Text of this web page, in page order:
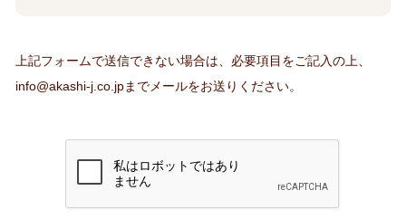
上記フォームで送信できない場合は、必要項目をご記入の上、
info@akashi-j.co.jpまでメールをお送りください。